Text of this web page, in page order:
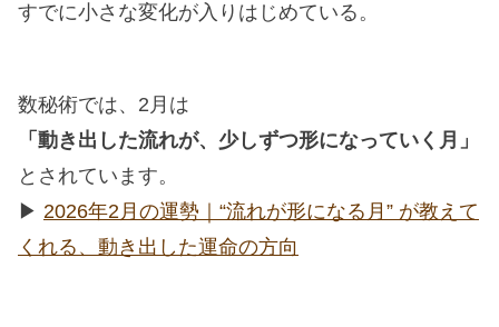
すでに小さな変化が入りはじめている。
数秘術では、2月は
「動き出した流れが、少しずつ形になっていく月」
とされています。
▶︎ 2026年2月の運勢｜“流れが形になる月” が教えて
くれる、動き出した運命の方向